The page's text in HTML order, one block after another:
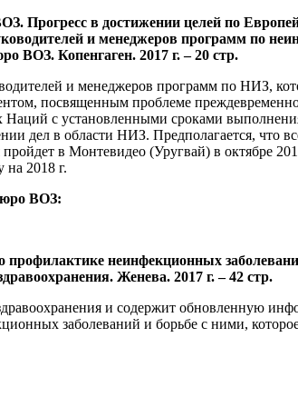
Прогресс в достижении целей по
и менеджеров программ по
ВОЗ. Копенгаген. 2017 г. – 20 стр.
и менеджеров программ по НИЗ,
посвященным проблеме
с установленными сроками
дел в области НИЗ. Предполагается, что
в Монтевидео (Уругвай) в октябре
2018 г.
ВОЗ:
неинфекционных
Женева. 2017 г. – 42 стр.
и содержит обновленную
заболеваний и борьбе с ними, которое